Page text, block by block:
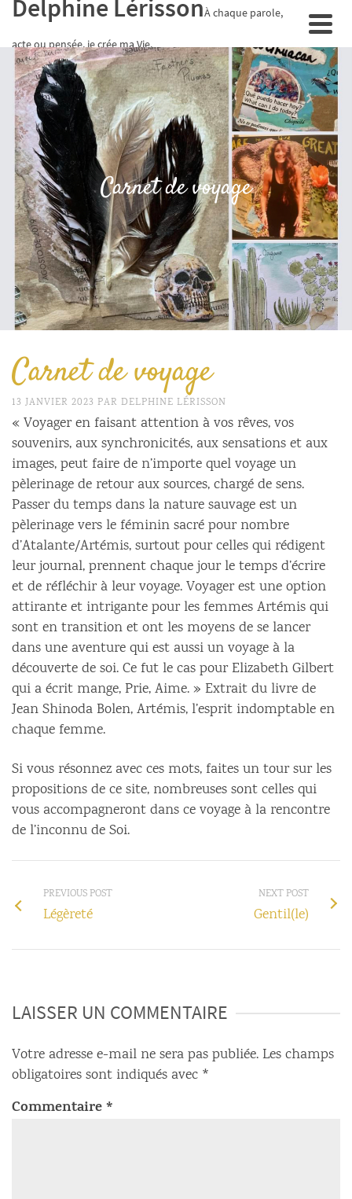
Delphine LérissonÀ chaque parole,
acte ou pensée, je crée ma Vie.
Carnet de voyage
Carnet de voyage
13 JANVIER 2023 PAR DELPHINE LÉRISSON
« Voyager en faisant attention à vos rêves, vos
souvenirs, aux synchronicités, aux sensations et aux
images, peut faire de n’importe quel voyage un
pèlerinage de retour aux sources, chargé de sens.
Passer du temps dans la nature sauvage est un
pèlerinage vers le féminin sacré pour nombre
d’Atalante/Artémis, surtout pour celles qui rédigent
leur journal, prennent chaque jour le temps d’écrire
et de réfléchir à leur voyage. Voyager est une option
attirante et intrigante pour les femmes Artémis qui
sont en transition et ont les moyens de se lancer
dans une aventure qui est aussi un voyage à la
découverte de soi. Ce fut le cas pour Elizabeth Gilbert
qui a écrit mange, Prie, Aime. » Extrait du livre de
Jean Shinoda Bolen, Artémis, l’esprit indomptable en
chaque femme.
Si vous résonnez avec ces mots, faites un tour sur les
propositions de ce site, nombreuses sont celles qui
vous accompagneront dans ce voyage à la rencontre
de l’inconnu de Soi.
PREVIOUS POST
Légèreté
NEXT POST
Gentil(le)
LAISSER UN COMMENTAIRE
Votre adresse e-mail ne sera pas publiée.Les champs
obligatoires sont indiqués avec *
Commentaire*